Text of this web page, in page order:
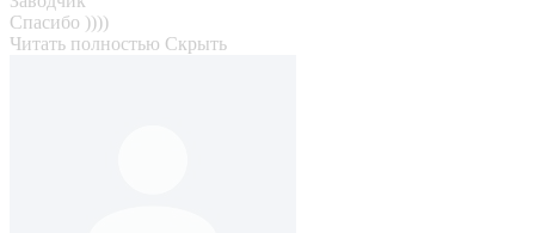
Спасибо ))))
Читать полностью Скрыть